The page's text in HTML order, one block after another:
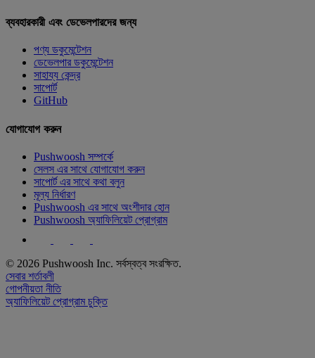
ব্যবহারকারী এবং ডেভেলপারদের জন্য
পণ্য ডকুমেন্টেশন
ডেভেলপার ডকুমেন্টেশন
সাহায্য কেন্দ্র
সাপোর্ট
GitHub
যোগাযোগ করুন
Pushwoosh সম্পর্কে
সেলস এর সাথে যোগাযোগ করুন
সাপোর্ট এর সাথে কথা বলুন
মূল্য নির্ধারণ
Pushwoosh এর সাথে অংশীদার হোন
Pushwoosh অ্যাফিলিয়েট প্রোগ্রাম
© 2026 Pushwoosh Inc. সর্বস্বত্ব সংরক্ষিত.
সেবার শর্তাবলী
গোপনীয়তা নীতি
অ্যাফিলিয়েট প্রোগ্রাম চুক্তি